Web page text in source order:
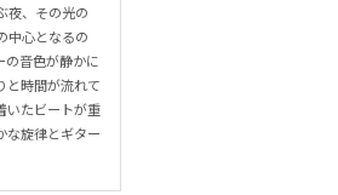
夜、その光の
中心となるの
の音色が静かに
と時間が流れて
いたビートが重
な旋律とギター